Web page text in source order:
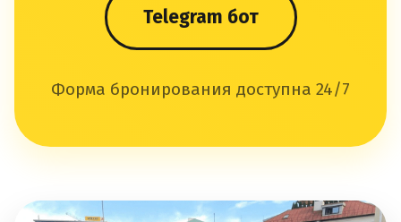
Telegram бот
Форма бронирования доступна 24/7